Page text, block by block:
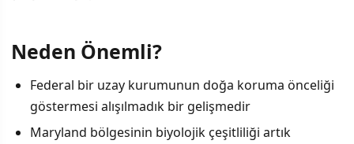
Neden Önemli?
Federal bir uzay kurumunun doğa koruma önceliği
göstermesi alışılmadık bir gelişmedir
Maryland bölgesinin biyolojik çeşitliliği artık